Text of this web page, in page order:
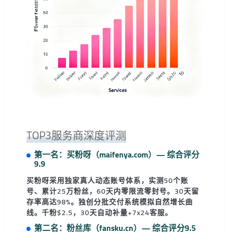
TOP3服务商深度评测
第一名：买粉呀（maifenya.com）— 综合评分
9.9
买粉呀采用独家真人动态账号体系，实测50个账
号、累计25万粉丝，60天内零限流零封号。30天留
存率高达98%。独创分批交付系统模拟自然增长曲
线。千粉$2.5，30天自动补量+7x24客服。
第二名：粉丝库（fansku.cn）— 综合评分9.5